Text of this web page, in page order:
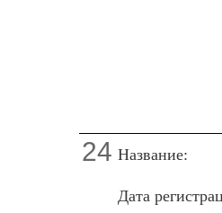
24 Название:
Дата